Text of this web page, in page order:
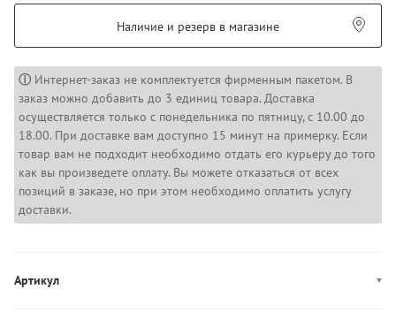
Наличие и резерв в магазине
ⓘ Интернет-заказ не комплектуется фирменным пакетом. В
заказ можно добавить до 3 единиц товара. Доставка
осуществляется только с понедельника по пятницу, с 10.00 до
18.00. При доставке вам доступно 15 минут на примерку. Если
товар вам не подходит необходимо отдать его курьеру до того
как вы произведете оплату. Вы можете отказаться от всех
позиций в заказе, но при этом необходимо оплатить услугу
доставки.
Артикул